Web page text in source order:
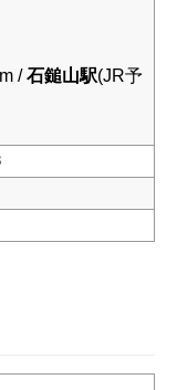
/石鎚山駅(JR予